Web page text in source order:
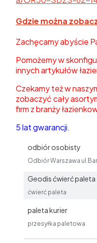
Gdzie można
Zachęcamy abyście
Pomożemy w
innych artykułów
Czekamy też w
zobaczyć cały
firm z branży
5 lat gwarancji.
odbiór osobisty
Odbiór Warszawa
Geodis ćwierć paleta
ćwierć paleta
paleta kurier
przesyłka paletowa